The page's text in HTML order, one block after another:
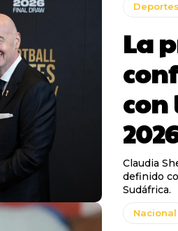
Deportes
La
con
Claudia
definido
Sudáfrica.
Nacional